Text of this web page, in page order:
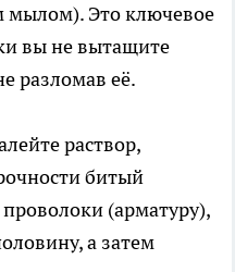
Это ключевое
вы не вытащите
разломав её.
раствор,
битый
(арматуру),
а затем